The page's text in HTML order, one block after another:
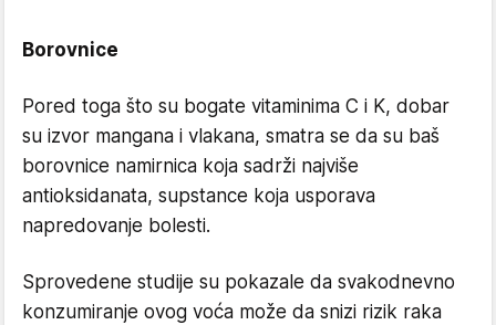
Borovnice
Pored toga što su bogate vitaminima C i K, dobar
su izvor mangana i vlakana, smatra se da su baš
borovnice namirnica koja sadrži najviše
antioksidanata, supstance koja usporava
napredovanje bolesti.
Sprovedene studije su pokazale da svakodnevno
konzumiranje ovog voća može da snizi rizik raka